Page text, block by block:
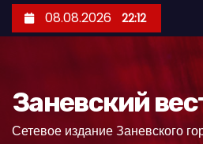
е
08.08.2026 22:12
Заневский
Сетевое издание Заневского